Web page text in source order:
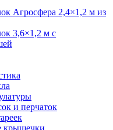
Агросфера 2,4×1,2 м из
3,6×1,2 м с
и перчаток